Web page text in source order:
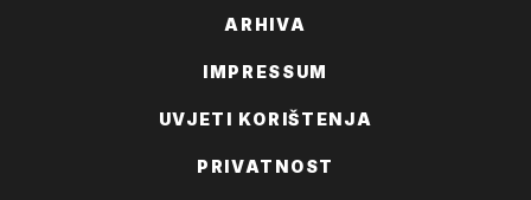
ARHIVA
IMPRESSUM
UVJETI KORIŠTENJA
PRIVATNOST